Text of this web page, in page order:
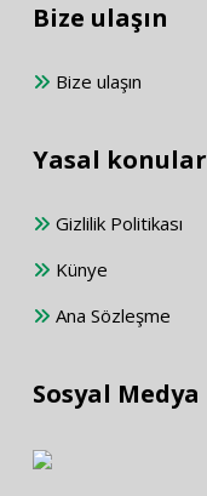
Bize ulaşın
Bize ulaşın
Yasal konular
Gizlilik Politikası
Künye
Ana Sözleşme
Sosyal Medya